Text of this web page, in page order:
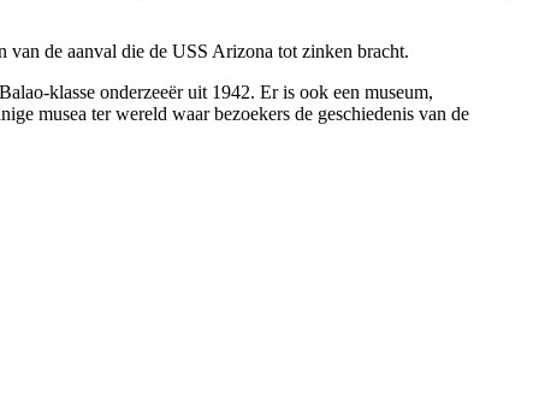
de aanval die de USS Arizona tot zinken bracht.
klasse onderzeeër uit 1942. Er is ook een museum,
musea ter wereld waar bezoekers de geschiedenis van de